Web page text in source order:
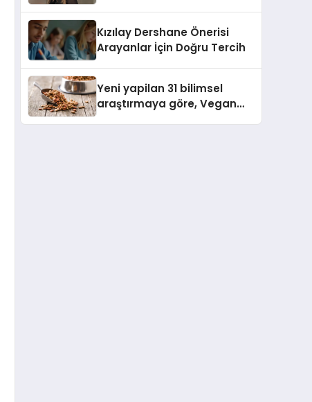
Kızılay Dershane Önerisi
Arayanlar İçin Doğru Tercih
Yeni yapilan 31 bilimsel
araştırmaya göre, Vegan